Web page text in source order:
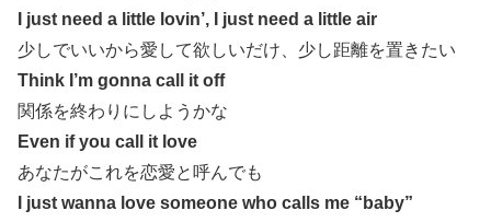
I just need a little lovin’, I just need a little air
少しでいいから愛して欲しいだけ、少し距離を置きたい
Think I’m gonna call it off
関係を終わりにしようかな
Even if you call it love
あなたがこれを恋愛と呼んでも
I just wanna love someone who calls me “baby”